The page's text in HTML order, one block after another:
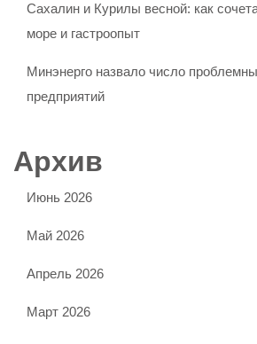
Сахалин и Курилы весной: как
море и гастроопыт
Минэнерго назвало число
предприятий
Архив
Июнь 2026
Май 2026
Апрель 2026
Март 2026